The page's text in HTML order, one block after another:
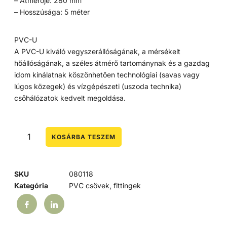
– Hosszúsága: 5 méter
PVC-U
A PVC-U kiváló vegyszerállóságának, a mérsékelt
hőállóságának, a széles átmérő tartománynak és a gazdag
idom kínálatnak köszönhetően technológiai (savas vagy
lúgos közegek) és vízgépészeti (uszoda technika)
csőhálózatok kedvelt megoldása.
KOSÁRBA TESZEM
SKU
080118
Kategória
PVC csövek, fittingek